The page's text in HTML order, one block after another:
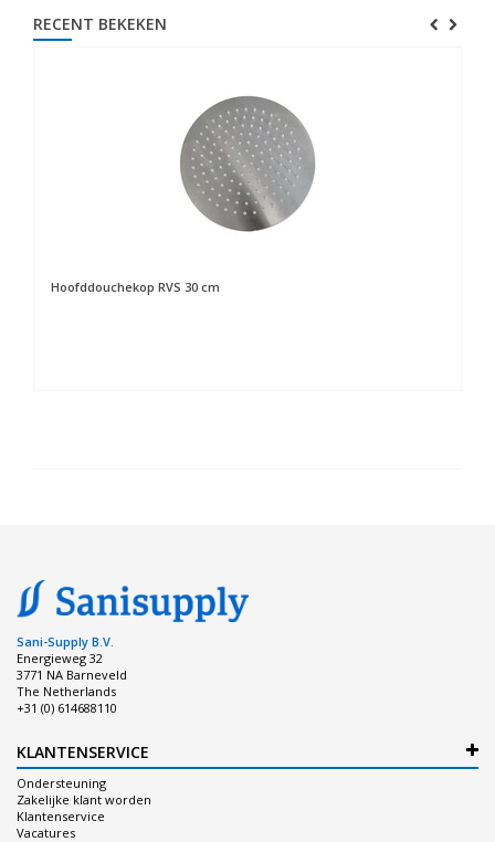
RECENT BEKEKEN
Hoofddouchekop RVS 30 cm
Sani-Supply B.V.
Energieweg 32
3771 NA Barneveld
The Netherlands
+31 (0) 614688110
KLANTENSERVICE
Ondersteuning
Zakelijke klant worden
Klantenservice
Vacatures